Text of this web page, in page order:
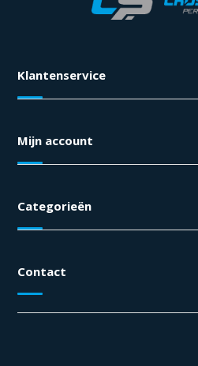
Klantenservice
Mijn account
Categorieën
Contact